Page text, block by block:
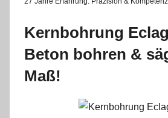
Kernbohrung
Beton bohren &
Maß!